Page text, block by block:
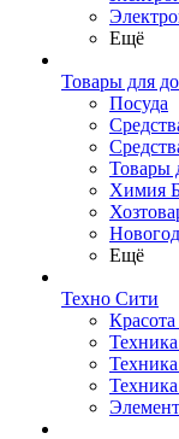
Ещё
Товары для
Посуда
Товары
Химия
Ещё
Техно Сити